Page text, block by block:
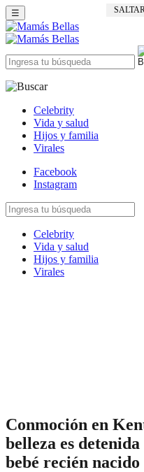
☰
Celebrity
Vida y salud
Hijos y familia
Virales
Facebook
Instagram
Celebrity
Vida y salud
Hijos y familia
Virales
Conmoción en
belleza es
bebé recién